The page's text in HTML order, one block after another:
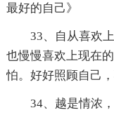
最好的自己》
33、自从喜欢
也慢慢喜欢上现在
怕。好好照顾自己
34、越是情浓